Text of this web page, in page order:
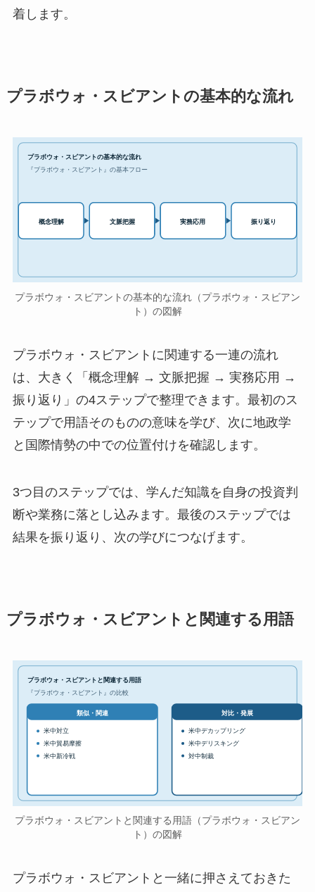
着します。
プラボウォ・スビアントの基本的な流れ
プラボウォ・スビアントの基本的な流れ
『プラボウォ・スビアント』の基本フロー
概念理解 文脈把握 実務応用 振り返り
プラボウォ・スビアントの基本的な流れ（プラボウォ・スビアン
ト）の図解
プラボウォ・スビアントに関連する一連の流れ
は、大きく「概念理解 → 文脈把握 → 実務応用 →
振り返り」の4ステップで整理できます。最初のス
テップで用語そのものの意味を学び、次に地政学
と国際情勢の中での位置付けを確認します。
3つ目のステップでは、学んだ知識を自身の投資判
断や業務に落とし込みます。最後のステップでは
結果を振り返り、次の学びにつなげます。
プラボウォ・スビアントと関連する用語
プラボウォ・スビアントと関連する用語
『プラボウォ・スビアント』の比較
類似・関連
米中対立
米中貿易摩擦
米中新冷戦
対比・発展
米中デカップリング
米中デリスキング
対中制裁
プラボウォ・スビアントと関連する用語（プラボウォ・スビアン
ト）の図解
プラボウォ・スビアントと一緒に押さえておきた